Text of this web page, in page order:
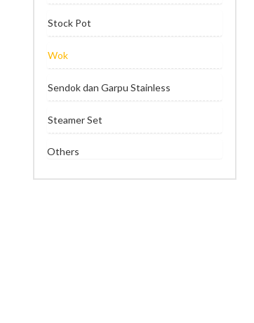
Stock Pot
Wok
Sendok dan Garpu Stainless
Steamer Set
Others